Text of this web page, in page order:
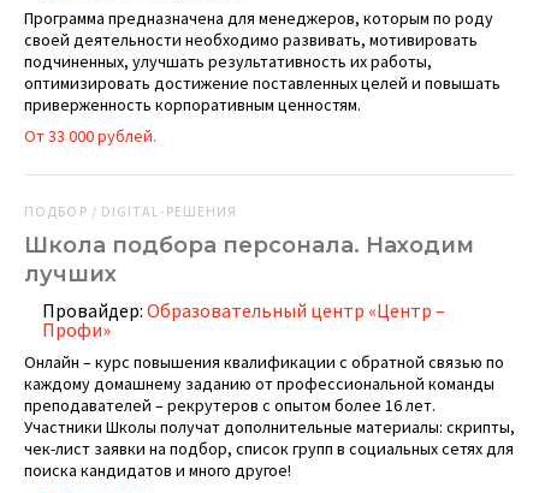
Программа предназначена для менеджеров, которым по роду
своей деятельности необходимо развивать, мотивировать
подчиненных, улучшать результативность их работы,
оптимизировать достижение поставленных целей и повышать
приверженность корпоративным ценностям.
От 33 000 рублей.
ПОДБОР / DIGITAL-РЕШЕНИЯ
Школа подбора персонала. Находим
лучших
Провайдер: Образовательный центр «Центр –
Профи»
Онлайн – курс повышения квалификации с обратной связью по
каждому домашнему заданию от профессиональной команды
преподавателей – рекрутеров с опытом более 16 лет.
Участники Школы получат дополнительные материалы: скрипты,
чек-лист заявки на подбор, список групп в социальных сетях для
поиска кандидатов и много другое!